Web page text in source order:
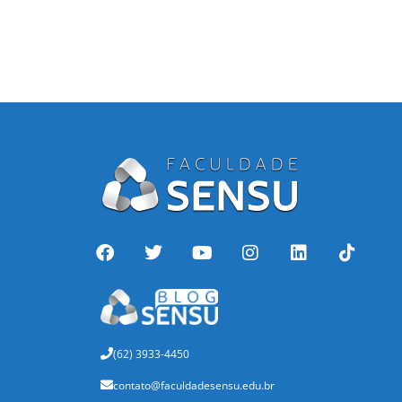
(62) 3933-4450
contato@faculdadesensu.edu.br